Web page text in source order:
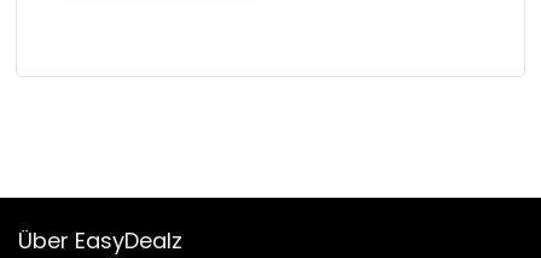
Über EasyDealz